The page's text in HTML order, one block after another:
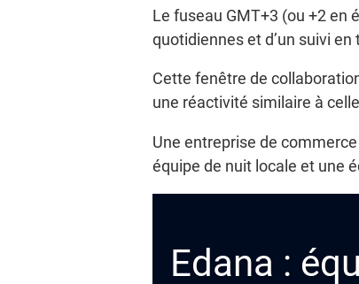
Le fuseau GMT+3 (ou +2 en
quotidiennes et d’un suivi en
Cette fenêtre de
une réactivité similaire à
Une entreprise de
équipe de nuit locale et une
Edana :